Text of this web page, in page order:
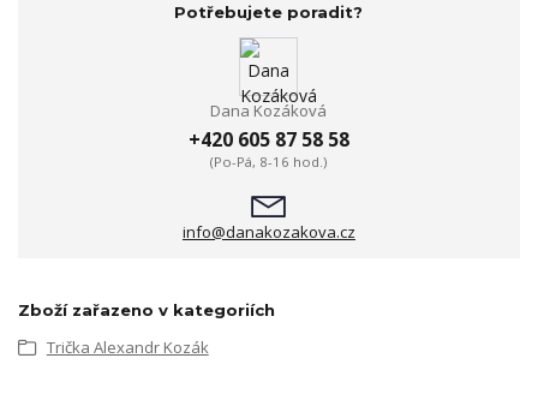
Potřebujete poradit?
Dana Kozáková
+420 605 87 58 58
(Po-Pá, 8-16 hod.)
info@danakozakova.cz
Zboží zařazeno v kategoriích
Trička Alexandr Kozák